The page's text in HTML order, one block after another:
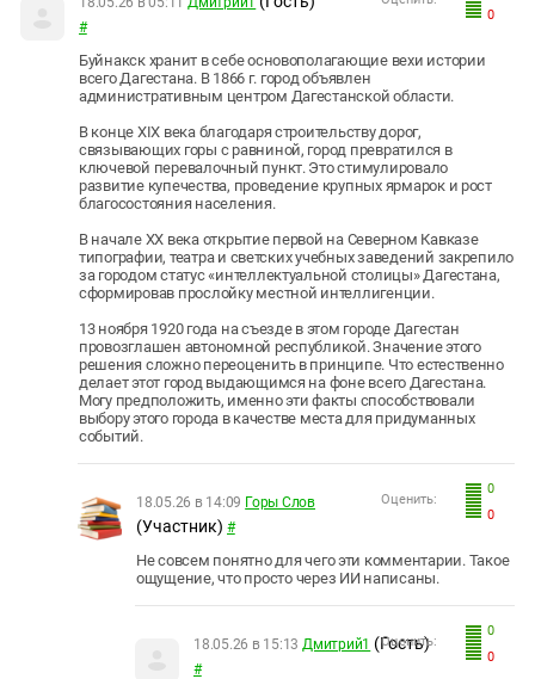
0
#
Буйнакск хранит в себе основополагающие вехи истории
всего Дагестана. В 1866 г. город объявлен
административным центром Дагестанской области.
В конце XIX века благодаря строительству дорог,
связывающих горы с равниной, город превратился в
ключевой перевалочный пункт. Это стимулировало
развитие купечества, проведение крупных ярмарок и рост
благосостояния населения.
В начале XX века открытие первой на Северном Кавказе
типографии, театра и светских учебных заведений закрепило
за городом статус «интеллектуальной столицы» Дагестана,
сформировав прослойку местной интеллигенции.
13 ноября 1920 года на съезде в этом городе Дагестан
провозглашен автономной республикой. Значение этого
решения сложно переоценить в принципе. Что естественно
делает этот город выдающимся на фоне всего Дагестана.
Могу предположить, именно эти факты способствовали
выбору этого города в качестве места для придуманных
событий.
0
0
Оценить:
18.05.26 в 14:09 Горы Слов
(Участник) #
Не совсем понятно для чего эти комментарии. Такое
ощущение, что просто через ИИ написаны.
0
0
Оценить:
18.05.26 в 15:13 Дмитрий1 (Гость)
#